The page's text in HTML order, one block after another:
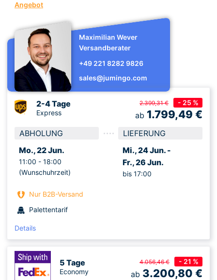
Angebot
Maximilian Wever
Versandberater
+49 221 8282 9826
sales@jumingo.com
2-4 Tage
Express
ABHOLUNG
Mo., 22 Jun.
11:00 - 18:00
(Wunschuhrzeit)
LIEFERUNG
Mi., 24 Jun. -
Fr., 26 Jun.
bis 17:00
Nur B2B-Versand
Palettentarif
Details
2.399,31 € - 25 %
ab 1.799,49 €
5 Tage
Economy
4.056,46 € - 21 %
ab 3.200,80 €